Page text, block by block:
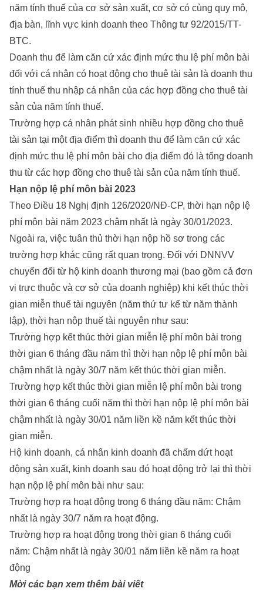
năm tính thuế của cơ sở sản xuất, cơ sở có cùng quy mô,
địa bàn, lĩnh vực kinh doanh theo Thông tư 92/2015/TT-
BTC.
Doanh thu để làm căn cứ xác định mức thu lệ phí môn bài
đối với cá nhân có hoạt động cho thuê tài sản là doanh thu
tính thuế thu nhập cá nhân của các hợp đồng cho thuê tài
sản của năm tính thuế.
Trường hợp cá nhân phát sinh nhiều hợp đồng cho thuê
tài sản tại một địa điểm thì doanh thu để làm căn cứ xác
định mức thu lệ phí môn bài cho địa điểm đó là tổng doanh
thu từ các hợp đồng cho thuê tài sản của năm tính thuế.
Hạn nộp lệ phí môn bài 2023
Theo Điều 18 Nghị định 126/2020/NĐ-CP, thời hạn nộp lệ
phí môn bài năm 2023 chậm nhất là ngày 30/01/2023.
Ngoài ra, việc tuân thủ thời hạn nộp hồ sơ trong các
trường hợp khác cũng rất quan trọng. Đối với DNNVV
chuyển đổi từ hộ kinh doanh thương mại (bao gồm cả đơn
vị trực thuộc và cơ sở của doanh nghiệp) khi kết thúc thời
gian miễn thuế tài nguyên (năm thứ tư kể từ năm thành
lập), thời hạn nộp thuế tài nguyên như sau:
Trường hợp kết thúc thời gian miễn lệ phí môn bài trong
thời gian 6 tháng đầu năm thì thời hạn nộp lệ phí môn bài
chậm nhất là ngày 30/7 năm kết thúc thời gian miễn.
Trường hợp kết thúc thời gian miễn lệ phí môn bài trong
thời gian 6 tháng cuối năm thì thời hạn nộp lệ phí môn bài
chậm nhất là ngày 30/01 năm liền kề năm kết thúc thời
gian miễn.
Hộ kinh doanh, cá nhân kinh doanh đã chấm dứt hoạt
động sản xuất, kinh doanh sau đó hoạt động trở lại thì thời
hạn nộp lệ phí môn bài như sau:
Trường hợp ra hoạt động trong 6 tháng đầu năm: Chậm
nhất là ngày 30/7 năm ra hoạt động.
Trường hợp ra hoạt động trong thời gian 6 tháng cuối
năm: Chậm nhất là ngày 30/01 năm liền kề năm ra hoạt
động
Mời các bạn xem thêm bài viết